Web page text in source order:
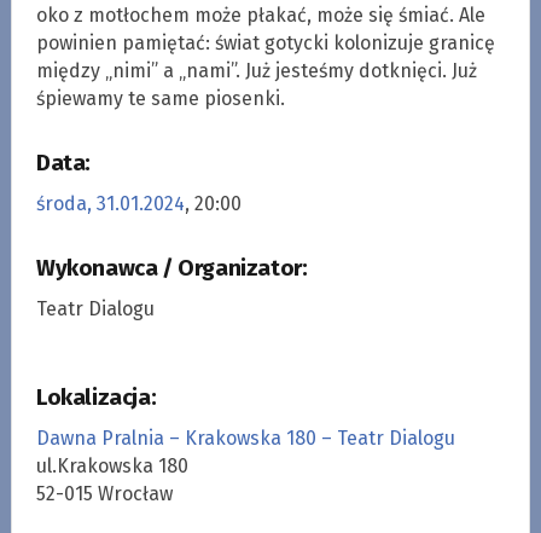
oko z motłochem może płakać, może się śmiać. Ale
powinien pamiętać: świat gotycki kolonizuje granicę
między „nimi” a „nami”. Już jesteśmy dotknięci. Już
śpiewamy te same piosenki.
Data:
środa, 31.01.2024, 20:00
Wykonawca / Organizator:
Teatr Dialogu
Lokalizacja:
Dawna Pralnia – Krakowska 180 – Teatr Dialogu
ul.Krakowska 180
52-015 Wrocław